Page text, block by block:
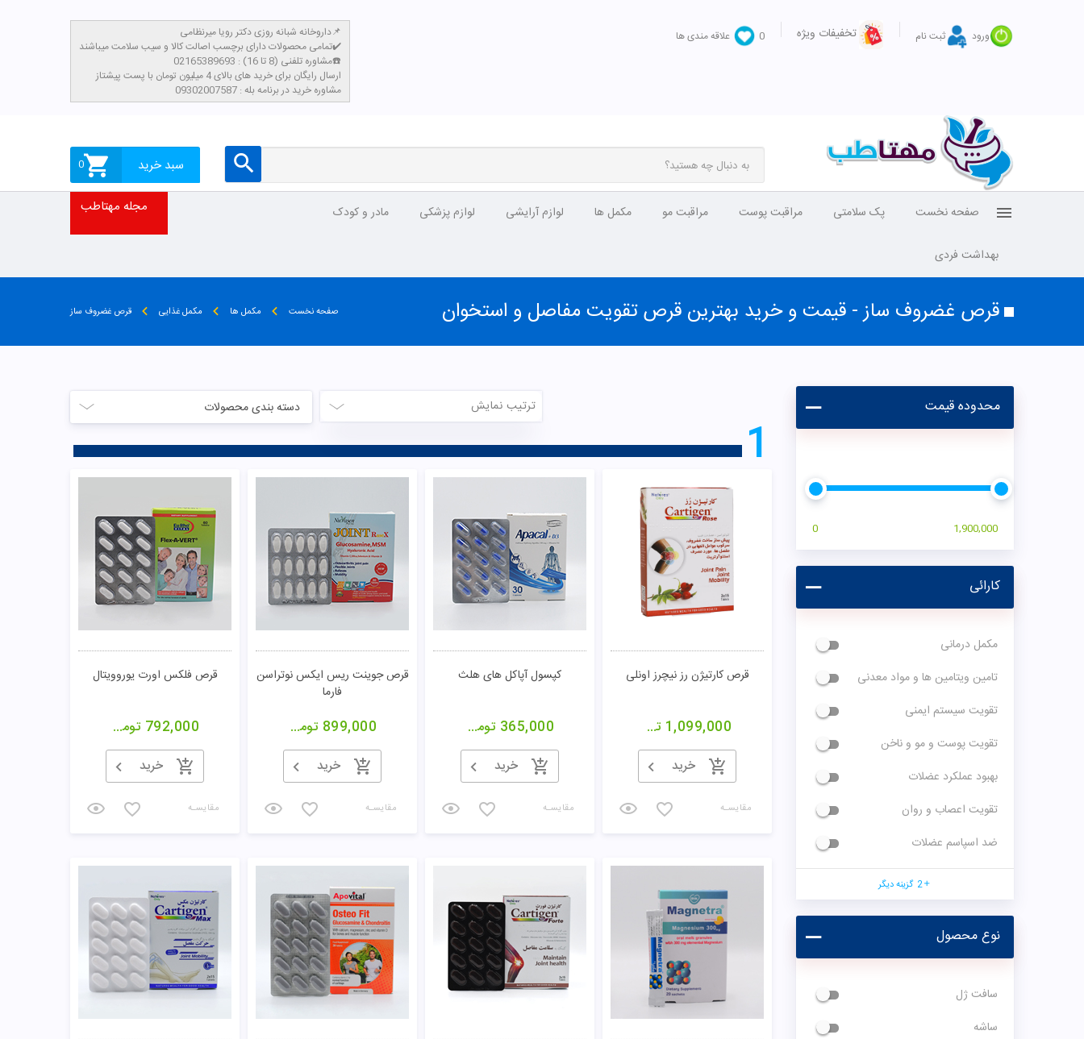
ورود ثبت نام تخفیفات ویژه 0 علاقه مندی ها
داروخانه شبانه روزی دکتر رویا میرنظامی📌
تمامی محصولات دارای برچسب اصالت کالا و سیب سلامت میباشند✔️
مشاوره تلفنی (8 تا 16) : 02165389693☎️
​ارسال رایگان برای خرید های بالای 4 میلیون تومان با پست پیشتاز
مشاوره خرید در برنامه بله : 09302007587
سبد خرید 0
صفحه نخست پک سلامتی مراقبت پوست مراقبت مو مکمل ها لوازم آرایشی لوازم پزشکی مادر و کودک
بهداشت فردی
مجله مهتاطب
قرص غضروف ساز - قیمت و خرید بهترین قرص تقویت مفاصل و استخوان صفحه نخست مکمل ها مکمل غذایی قرص غضروف ساز
محدوده قیمت
0 1,900,000
کارائی
مکمل درمانی
تامین ویتامین ها و مواد معدنی
تقویت سیستم ایمنی
تقویت پوست و مو و ناخن
بهبود عملکرد عضلات
تقویت اعصاب و روان
ضد اسپاسم عضلات
2 گزینه دیگر
نوع محصول
سافت ژل
ساشه
دسته بندی محصولات ترتیب نمایش
1
قرص کارتیژن رز نیچرز اونلی
1,099,000 تومان
خرید
مقایسـه
کپسول آپاکل های هلث
365,000 تومان
خرید
مقایسـه
قرص جوینت ریس ایکس نوتراسن
فارما
899,000 تومان
خرید
مقایسـه
قرص فلکس اورت یوروویتال
792,000 تومان
خرید
مقایسـه
تومان